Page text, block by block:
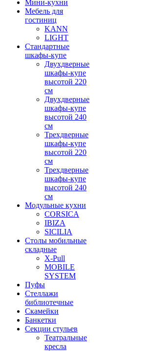
Мини-кухни
Мебель для
гостиниц
KANN
LIGHT
Стандартные
шкафы-купе
Двухдверные
шкафы-купе
высотой 220
см
Двухдверные
шкафы-купе
высотой 240
см
Трехдверные
шкафы-купе
высотой 220
см
Трехдверные
шкафы-купе
высотой 240
см
Модульные кухни
CORSICA
IBIZA
SICILIA
Столы мобильные
складные
X-Pull
MOBILE
SYSTEM
Пуфы
Стеллажи
библиотечные
Скамейки
Банкетки
Секции стульев
Театральные
кресла